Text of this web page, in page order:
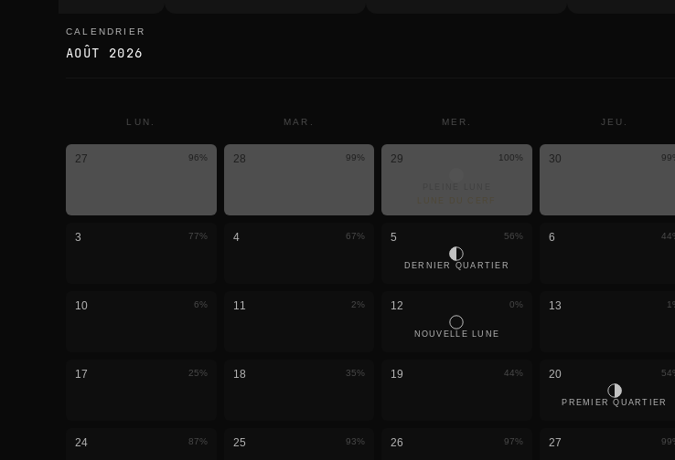
calendrier
CALENDRIER
AOÛT 2026
LUN. MAR. MER. JEU.
27 96% 28 99% 29 100% 30 99
3 77% 4 67% 5 56%
DERNIER QUARTIER
6 44
10 6% 11 2% 12 0%
NOUVELLE LUNE
13 1
17 25% 18 35% 19 44% 20 54
PREMIER QUARTIER
24 87% 25 93% 26 97% 27 99